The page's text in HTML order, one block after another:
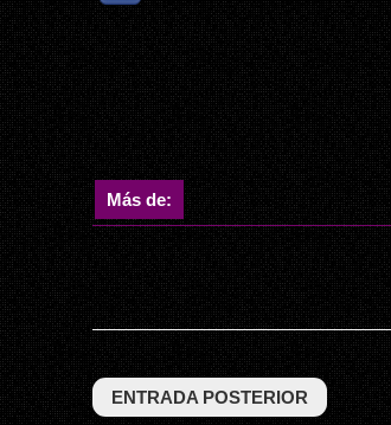
Más de:
ENTRADA POSTERIOR